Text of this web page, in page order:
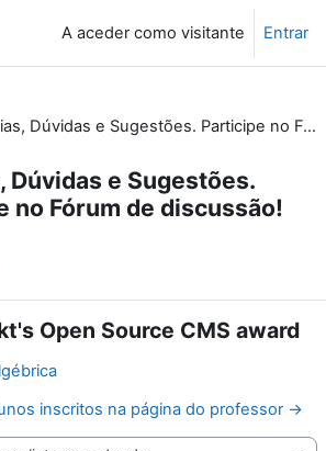
A aceder como visitante Entrar
Notícias, Dúvidas e Sugestões. Participe no Fórum de discussão!
Dúvidas e Sugestões.
no Fórum de discussão!
Open Source CMS award
inscritos na página do professor →